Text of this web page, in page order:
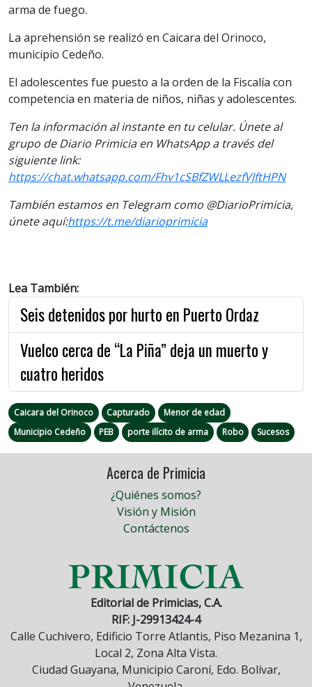
arma de fuego.
La aprehensión se realizó en Caicara del Orinoco,
municipio Cedeño.
El adolescentes fue puesto a la orden de la Fiscalía con
competencia en materia de niños, niñas y adolescentes.
Ten la información al instante en tu celular. Únete al
grupo de Diario Primicia en WhatsApp a través del
siguiente link:
https://chat.whatsapp.com/Fhv1cSBfZWLLezfVJftHPN
También estamos en Telegram como @DiarioPrimicia,
únete aquí:https://t.me/diarioprimicia
Lea También:
Seis detenidos por hurto en Puerto Ordaz
Vuelco cerca de “La Piña” deja un muerto y
cuatro heridos
Caicara del Orinoco Capturado
Menor de edad
Municipio Cedeño
PEB porte ilícito de arma Robo Sucesos
Acerca de Primicia
¿Quiénes somos?
Visión y Misión
Contáctenos
Editorial de Primicias, C.A.
RIF: J-29913424-4
Calle Cuchivero, Edificio Torre Atlantis, Piso Mezanina 1,
Local 2, Zona Alta Vista.
Ciudad Guayana, Municipio Caroní, Edo. Bolívar,